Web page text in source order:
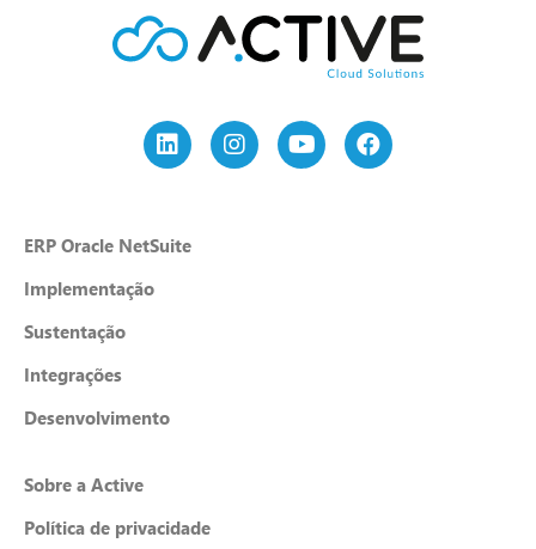
ERP Oracle NetSuite
Implementação
Sustentação
Integrações
Desenvolvimento
Sobre a Active
Política de privacidade